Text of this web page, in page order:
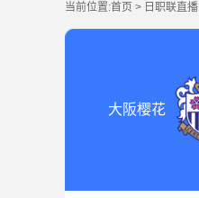
当前位置:首页 > 日职联直播
大阪樱花